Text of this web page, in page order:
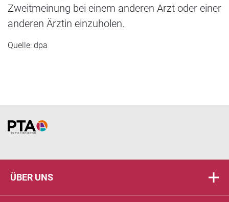
Zweitmeinung bei einem anderen Arzt oder einer
anderen Ärztin einzuholen.
Quelle: dpa
Home
ÜBER UNS